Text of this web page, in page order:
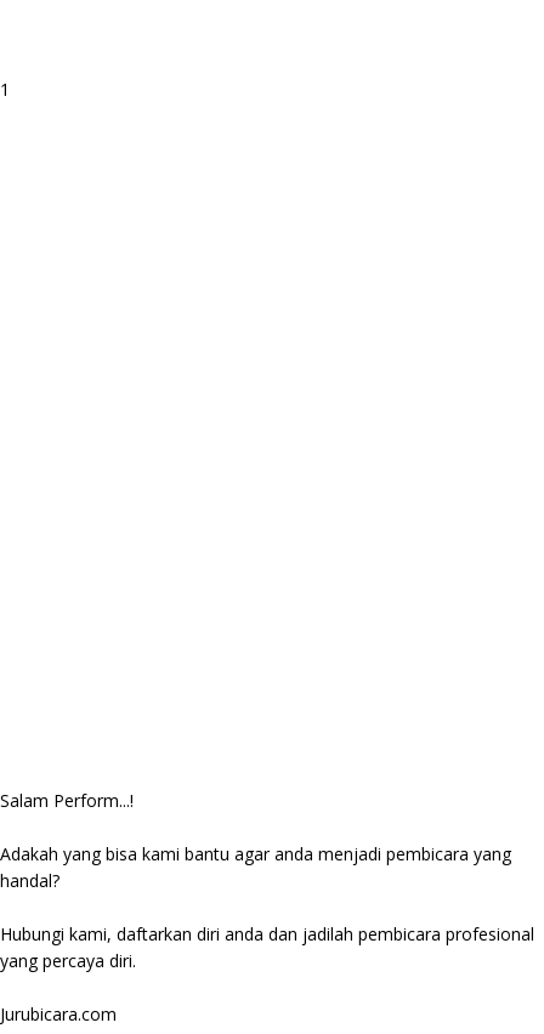
1
Salam Perform...!
Adakah yang bisa kami bantu agar anda menjadi pembicara yang
handal?
Hubungi kami, daftarkan diri anda dan jadilah pembicara profesional
yang percaya diri.
Jurubicara.com